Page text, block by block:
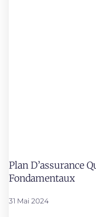
Plan D’assurance
Fondamentaux
31 Mai 2024